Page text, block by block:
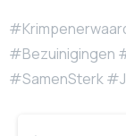
#Bezuinigingen
#SamenSterk